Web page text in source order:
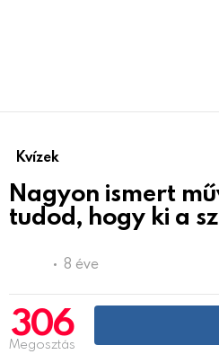
Kvízek
Nagyon ismert
tudod, hogy ki a
8 éve
306
Megosztás